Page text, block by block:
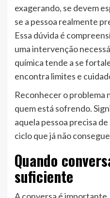
exagerando, se devem
se a pessoa realmente
Essa dúvida é
uma intervenção
química tende a se
encontra limites e
Reconhecer o problema
quem está sofrendo.
aquela pessoa precisa
ciclo que já não
Quando
suficiente